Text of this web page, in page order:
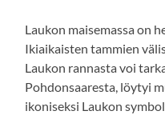
Laukon maisemassa on
Ikiaikaisten tammien
Laukon rannasta voi
Pohdonsaaresta, löytyi
ikoniseksi Laukon